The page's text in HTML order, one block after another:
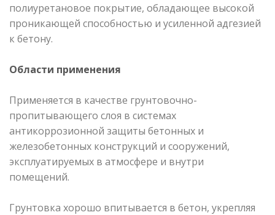
полиуретановое покрытие, обладающее высокой
проникающей способностью и усиленной адгезией
к бетону.
Области применения
Применяется в качестве грунтовочно-
пропитывающего слоя в системах
антикоррозионной защиты бетонных и
железобетонных конструкций и сооружений,
эксплуатируемых в атмосфере и внутри
помещений.
Грунтовка хорошо впитывается в бетон, укрепляя